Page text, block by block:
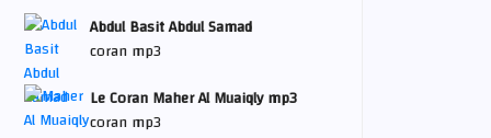
Abdul Basit Abdul Samad
coran mp3
Le Coran Maher Al Muaiqly mp3
coran mp3